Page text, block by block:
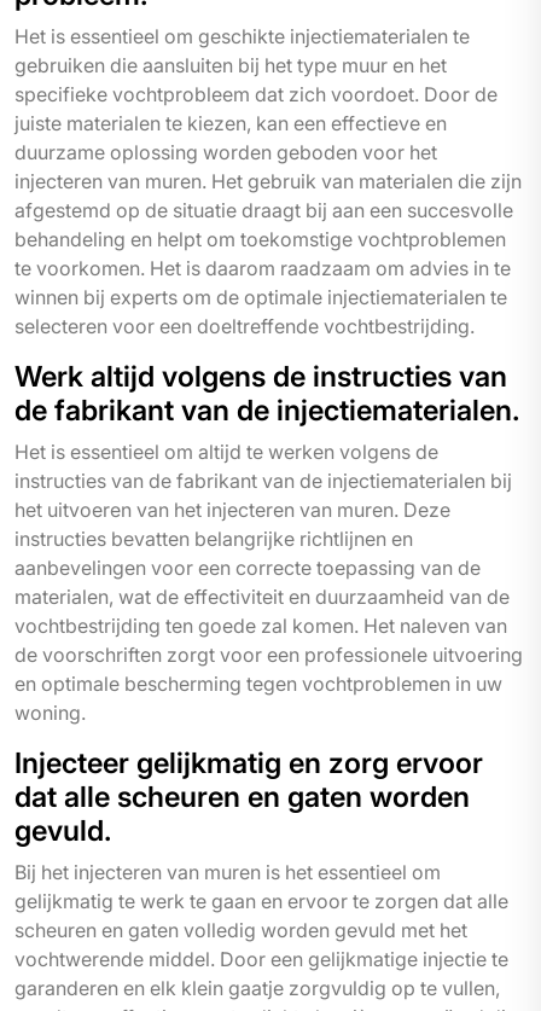
Het is essentieel om geschikte injectiematerialen te
gebruiken die aansluiten bij het type muur en het
specifieke vochtprobleem dat zich voordoet. Door de
juiste materialen te kiezen, kan een effectieve en
duurzame oplossing worden geboden voor het
injecteren van muren. Het gebruik van materialen die zijn
afgestemd op de situatie draagt bij aan een succesvolle
behandeling en helpt om toekomstige vochtproblemen
te voorkomen. Het is daarom raadzaam om advies in te
winnen bij experts om de optimale injectiematerialen te
selecteren voor een doeltreffende vochtbestrijding.
Werk altijd volgens de instructies van
de fabrikant van de injectiematerialen.
Het is essentieel om altijd te werken volgens de
instructies van de fabrikant van de injectiematerialen bij
het uitvoeren van het injecteren van muren. Deze
instructies bevatten belangrijke richtlijnen en
aanbevelingen voor een correcte toepassing van de
materialen, wat de effectiviteit en duurzaamheid van de
vochtbestrijding ten goede zal komen. Het naleven van
de voorschriften zorgt voor een professionele uitvoering
en optimale bescherming tegen vochtproblemen in uw
woning.
Injecteer gelijkmatig en zorg ervoor
dat alle scheuren en gaten worden
gevuld.
Bij het injecteren van muren is het essentieel om
gelijkmatig te werk te gaan en ervoor te zorgen dat alle
scheuren en gaten volledig worden gevuld met het
vochtwerende middel. Door een gelijkmatige injectie te
garanderen en elk klein gaatje zorgvuldig op te vullen,